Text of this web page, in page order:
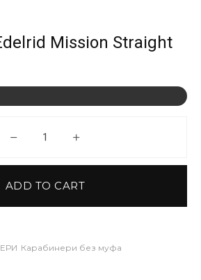
Mission Straight
Карабинер Edelrid Mission
ADD TO CART
Карабинери без муфа